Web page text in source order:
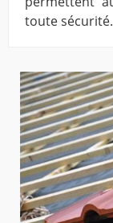
toute sécurité.